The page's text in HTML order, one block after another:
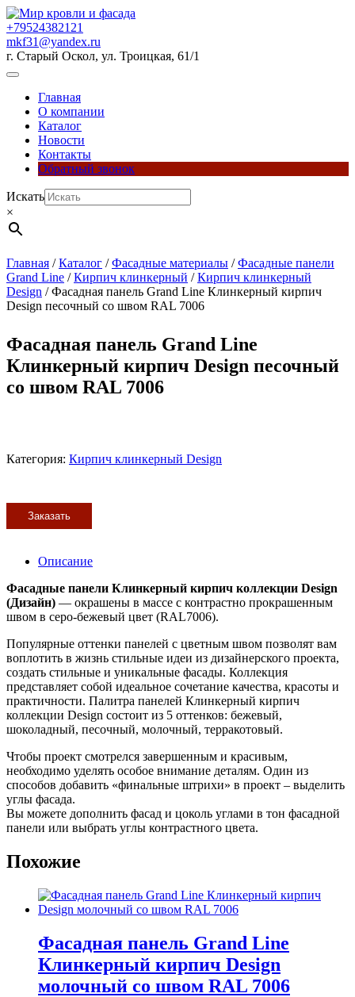
Перейти
к
содержимому
+79524382121
mkf31@yandex.ru
г. Старый Оскол, ул. Троицкая, 61/1
Кнопка
ОткрытьГлавная
О компании
Каталог
Новости
Контакты
Обратный звонок
Кнопка
Закрыть
Искать
×
Главная /Каталог /Фасадные материалы /Фасадные панели
Grand Line /Кирпич клинкерный /Кирпич клинкерный
Design / Фасадная панель Grand Line Клинкерный кирпич
Design песочный со швом RAL 7006
Фасадная панель Grand Line
Клинкерный кирпич Design песочный
со швом RAL 7006
Категория: Кирпич клинкерный Design
Заказать
Описание
Фасадные панели Клинкерный кирпич коллекции Design
(Дизайн) — окрашены в массе с контрастно прокрашенным
швом в серо-бежевый цвет (RAL7006).
Популярные оттенки панелей с цветным швом позволят вам
воплотить в жизнь стильные идеи из дизайнерского проекта,
создать стильные и уникальные фасады. Коллекция
представляет собой идеальное сочетание качества, красоты и
практичности. Палитра панелей Клинкерный кирпич
коллекции Design состоит из 5 оттенков: бежевый,
шоколадный, песочный, молочный, терракотовый.
Чтобы проект смотрелся завершенным и красивым,
необходимо уделять особое внимание деталям. Один из
способов добавить «финальные штрихи» в проект – выделить
углы фасада.
Вы можете дополнить фасад и цоколь углами в тон фасадной
панели или выбрать углы контрастного цвета.
Похожие
Фасадная панель Grand Line
Клинкерный кирпич Design
молочный со швом RAL 7006